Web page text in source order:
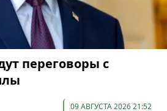
переговоры с
09 АВГУСТА 2026 21:52